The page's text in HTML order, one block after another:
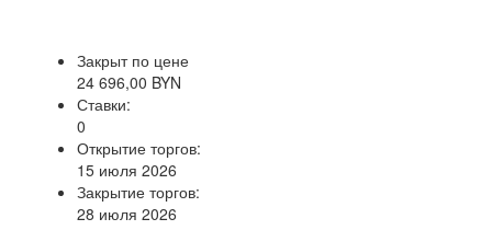
Закрыт по цене
24 696,00 BYN
Ставки:
0
Открытие торгов:
15 июля 2026
Закрытие торгов:
28 июля 2026